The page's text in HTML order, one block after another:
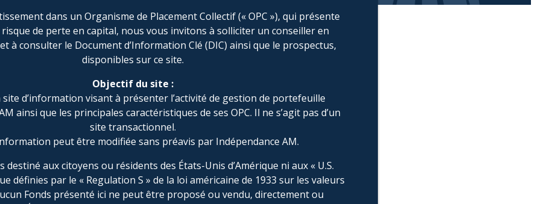
des plaintes
prévention et de gestion des conflits d’intérêts
dans un Organisme de Placement Collectif (« OPC »), qui présente
de perte en capital, nous vous invitons à solliciter un conseiller en
à consulter le Document d’Information Clé (DIC) ainsi que le prospectus,
disponibles sur ce site.
Objectif du site :
site d’information visant à présenter l’activité de gestion de portefeuille
ainsi que les principales caractéristiques de ses OPC. Il ne s’agit pas d’un
site transactionnel.
peut être modifiée sans préavis par Indépendance AM.
destiné aux citoyens ou résidents des États-Unis d’Amérique ni aux « U.S.
définies par le « Regulation S » de la loi américaine de 1933 sur les valeurs
Fonds présenté ici ne peut être proposé ou vendu, directement ou